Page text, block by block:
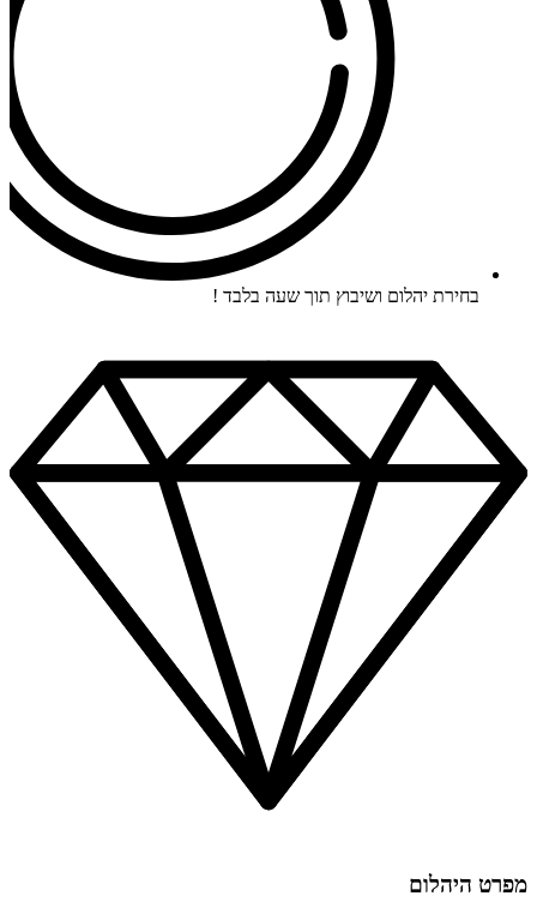
בחירת יהלום ושיבוץ תוך שעה בלבד !
מפרט היהלום